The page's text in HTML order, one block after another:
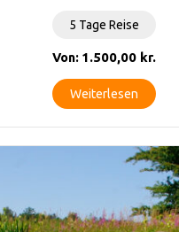
5 Tage Reise
Von: 1.500,00 kr.
Weiterlesen